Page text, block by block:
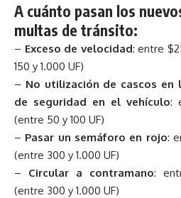
A cuánto pasan los
multas de tránsito:
– Exceso de velocidad: entre
150 y 1.000 UF)
– No utilización de cascos
de seguridad en el vehículo:
(entre 50 y 100 UF)
– Pasar un semáforo en rojo:
(entre 300 y 1.000 UF)
– Circular a contramano:
(entre 300 y 1.000 UF)